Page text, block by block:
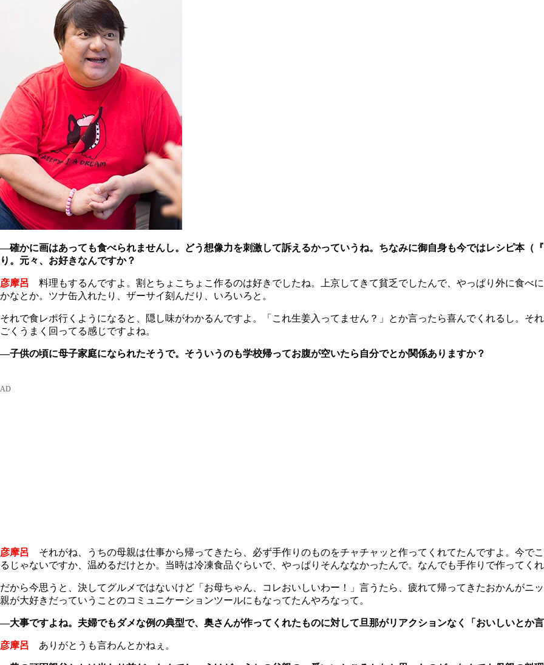
―確かに画はあっても食べられませんし。どう想像力を刺激して訴えるかっていうね。ちなみに御自身も今ではレシピ本
り。元々、お好きなんですか？
彦摩呂
料理もするんですよ。割とちょこちょこ作るのは好きでしたね。上京してきて貧乏でしたんで、やっぱり外に食べ
かなとか。ツナ缶入れたり、ザーサイ刻んだり、いろいろと。
それで食レポ行くようになると、隠し味がわかるんですよ。「これ生姜入ってません？」とか言ったら喜んでくれるし。そ
ごくうまく回ってる感じですよね。
―子供の頃に母子家庭になられたそうで。そういうのも学校帰ってお腹が空いたら自分でとか関係ありますか？
彦摩呂 それがね、うちの母親は仕事から帰ってきたら、必ず手作りのものをチャチャッと作ってくれてたんですよ。今で
るじゃないですか、温めるだけとか。当時は冷凍食品ぐらいで、やっぱりそんななかったんで。なんでも手作りで作ってくれ
だから今思うと、決してグルメではないけど「お母ちゃん、コレおいしいわー！」言うたら、疲れて帰ってきたおかんがニ
親が大好きだっていうことのコミュニケーションツールにもなってたんやろなって。
―大事ですよね。夫婦でもダメな例の典型で、奥さんが作ってくれたものに対して旦那がリアクションなく「おいしいとか
彦摩呂 ありがとうも言わんとかねぇ。